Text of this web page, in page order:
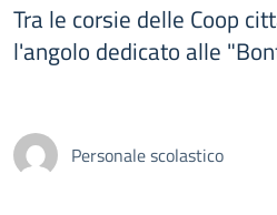
Tra le corsie delle Coop
l'angolo dedicato alle
Personale scolastico